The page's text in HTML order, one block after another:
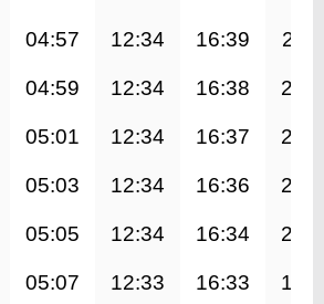
04:57 12:34 16:39
04:59 12:34 16:38
05:01 12:34 16:37
05:03 12:34 16:36
05:05 12:34 16:34
05:07 12:33 16:33